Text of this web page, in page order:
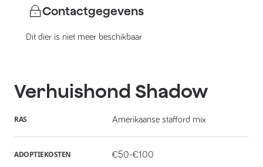
Contactgegevens
Dit dier is niet meer beschikbaar
Verhuishond Shadow
RAS Amerikaanse stafford mix
ADOPTIEKOSTEN €50-€100